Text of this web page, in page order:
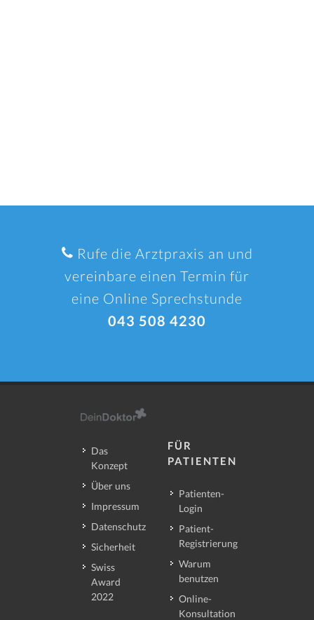
Rufe die Arztpraxis an und
vereinbare einen Termin für
eine Online Sprechstunde
043 508 4230
Das
Konzept
Über uns
Impressum
Datenschutz
Sicherheit
Swiss
Award
2022
FÜR
PATIENTEN
Patienten-
Login
Patient-
Registrierung
Warum
benutzen
Online-
Konsultation